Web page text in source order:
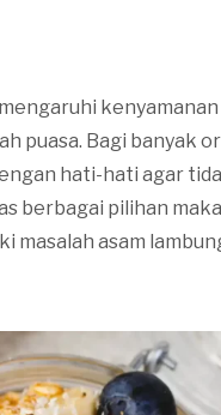
puasa. Bagi banyak
hati-hati agar
berbagai pilihan
masalah asam